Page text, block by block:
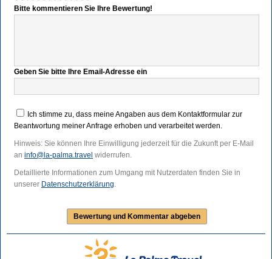
Bitte kommentieren Sie Ihre Bewertung!
Geben Sie bitte Ihre Email-Adresse ein
Ich stimme zu, dass meine Angaben aus dem Kontaktformular zur
Beantwortung meiner Anfrage erhoben und verarbeitet werden.
Hinweis: Sie können Ihre Einwilligung jederzeit für die Zukunft per E-Mail
an info@la-palma.travel widerrufen.
Detaillierte Informationen zum Umgang mit Nutzerdaten finden Sie in
unserer Datenschutzerklärung.